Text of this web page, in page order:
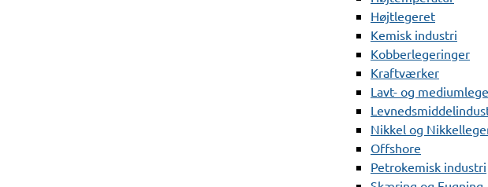
Højtlegeret
Kemisk industri
Kobberlegeringer
Kraftværker
Lavt- og
Nikkel og
Offshore
Petrokemisk industri